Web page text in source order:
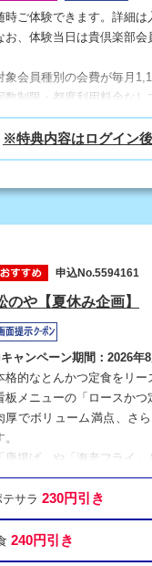
時ご体験できます。詳細は
お、体験当日は貴倶楽部会
象会員種別の会費が毎月
数制限・都度利用料金なし
申込No.5594161
のや【夏休み企画】
ャンペーン期間：2026年
格的なとんかつ定食をリー
板メニューの「ロースかつ
厚でボリューム満点、さ
。
「唐揚げ」や「海老フライ
サラ 230円引き
240円引き